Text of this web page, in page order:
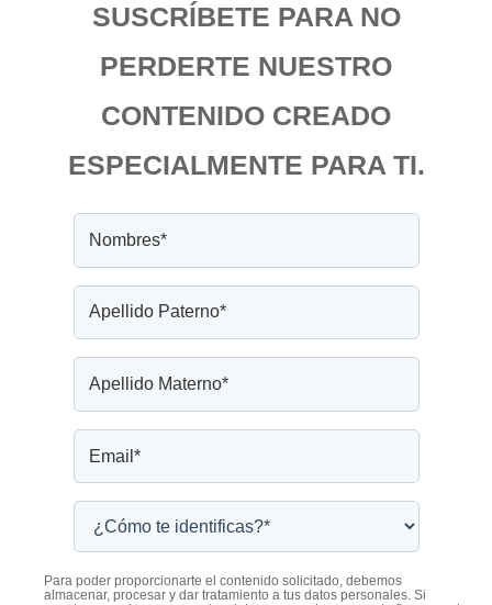
SUSCRÍBETE PARA NO
PERDERTE NUESTRO
CONTENIDO CREADO
ESPECIALMENTE PARA TI.
Para poder proporcionarte el contenido solicitado, debemos
almacenar, procesar y dar tratamiento a tus datos personales. Si